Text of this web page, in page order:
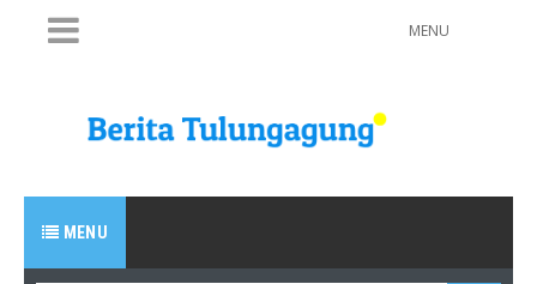
MENU
MENU